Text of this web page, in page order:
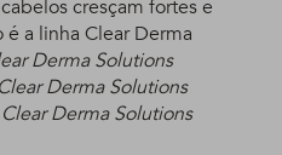
cresçam fortes e
é a linha Clear Derma
Derma Solutions
Derma Solutions
Derma Solutions